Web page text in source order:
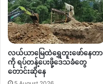
က္ေ
န႔
အ
မိ
န္႔ခ်
မည္
ဏ္ေ
ပး
လယ်ယာမြေထဲရွှေတူးဖော်နေတာ
ကို ရပ်တန့်ပေးဖို့ဒေသခံတွေ
တောင်းဆိုနေ